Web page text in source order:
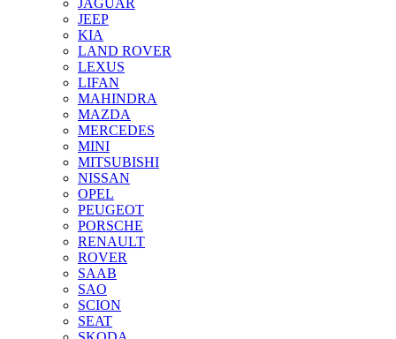
JAGUAR
JEEP
KIA
LAND ROVER
LEXUS
LIFAN
MAHINDRA
MAZDA
MERCEDES
MINI
MITSUBISHI
NISSAN
OPEL
PEUGEOT
PORSCHE
RENAULT
ROVER
SAAB
SAO
SCION
SEAT